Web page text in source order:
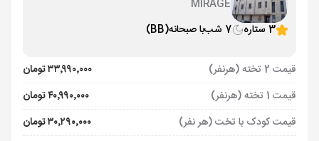
Aircraft - کاسپین (Economy)
MIRAGE
3 ستاره
7 شب با صبحانه(BB)
قیمت 2 تخته (هرنفر)
۳۳٬۹۹۰٬۰۰۰ تومان
قیمت 1 تخته (هرنفر)
۴۰٬۹۹۰٬۰۰۰ تومان
قیمت کودک با تخت (هر نفر)
۳۰٬۲۹۰٬۰۰۰ تومان